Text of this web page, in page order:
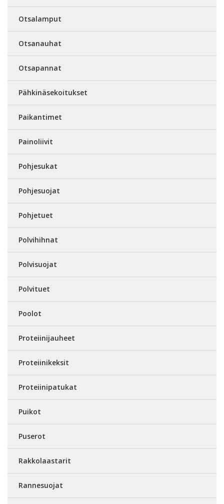
Otsalamput
Otsanauhat
Otsapannat
Pähkinäsekoitukset
Paikantimet
Painoliivit
Pohjesukat
Pohjesuojat
Pohjetuet
Polvihihnat
Polvisuojat
Polvituet
Poolot
Proteiinijauheet
Proteiinikeksit
Proteiinipatukat
Puikot
Puserot
Rakkolaastarit
Rannesuojat